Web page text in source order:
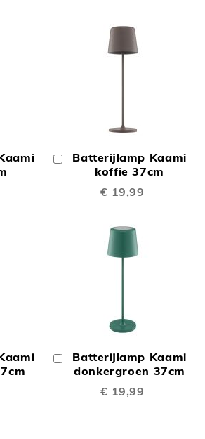
Batterijlamp Kaami
koffie 37cm
€ 19,99
In
Winkelwagen
Batterijlamp Kaami
donkergroen 37cm
€ 19,99
In
Winkelwagen